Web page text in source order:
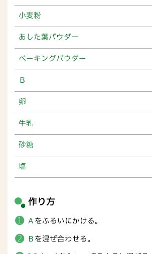
小麦粉
あした葉パウダー
ベーキングパウダー
Ｂ
卵
牛乳
砂糖
塩
作り方
Ａをふるいにかける。
Ｂを混ぜ合わせる。